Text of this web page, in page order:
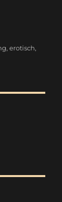
,erotisch,